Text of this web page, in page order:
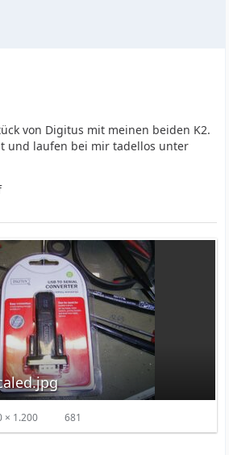
von Digitus mit meinen beiden K2.
und laufen bei mir tadellos unter
× 1.200 681